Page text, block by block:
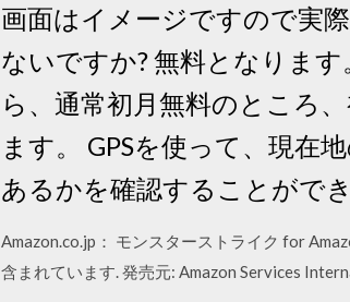
画面はイメージですので実
ないですか? 無料となりま
ら、通常初月無料のところ
ます。 GPSを使って、現在
あるかを確認することができ
Amazon.co.jp： モンスターストライク for
含まれています. 発売元: Amazon Services